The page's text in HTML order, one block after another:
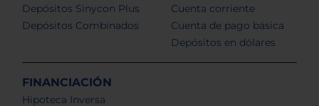
Depósitos Sinycon Plus
Depósitos Combinados
Cuenta corriente
Cuenta de pago básica
Depósitos en dólares
FINANCIACIÓN
Hipoteca Inversa